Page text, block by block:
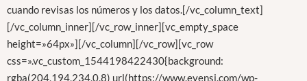
cuando revisas los números y los datos.[/vc_column_text]
[/vc_column_inner][/vc_row_inner][vc_empty_space
height=»64px»][/vc_column][/vc_row][vc_row
css=».vc_custom_1544198422430{background:
rgba(204,194,234,0.8) url(https://www.eyensi.com/wp-